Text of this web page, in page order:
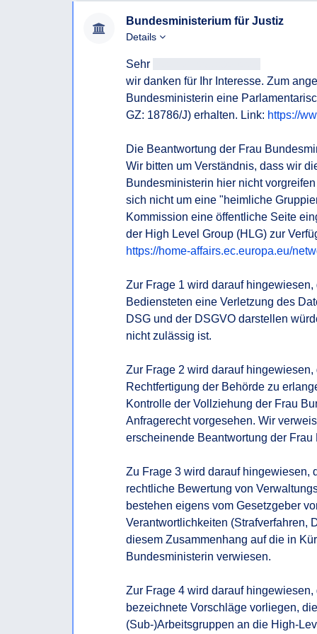
gehandelt hat
4.) ob seitens des BMJ geplant ist, im
Haltung Österreichs zur Chatkontrolle
Bundesministerium für Justiz
Details
Sehr
wir danken für Ihr Interesse. Zum
Bundesministerin eine
GZ: 18786/J) erhalten. Link: https://
Die Beantwortung der Frau
Wir bitten um Verständnis, dass wir
Bundesministerin hier nicht
sich nicht um eine "heimliche
Kommission eine öffentliche Seite
der High Level Group (HLG) zur
https://home-affairs.ec.europa.eu/
Zur Frage 1 wird darauf
Bediensteten eine Verletzung des
DSG und der DSGVO darstellen
nicht zulässig ist.
Zur Frage 2 wird darauf
Rechtfertigung der Behörde zu
Kontrolle der Vollziehung der Frau
Anfragerecht vorgesehen. Wir
erscheinende Beantwortung der Frau
Zu Frage 3 wird darauf hingewiesen,
rechtliche Bewertung von
bestehen eigens vom Gesetzgeber
Verantwortlichkeiten (Strafverfahren,
diesem Zusammenhang auf die in
Bundesministerin verwiesen.
Zur Frage 4 wird darauf
bezeichnete Vorschläge vorliegen,
(Sub-)Arbeitsgruppen an die High-